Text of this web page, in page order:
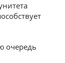
очередь